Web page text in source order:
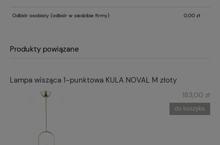
Odbiór osobisty (odbiór w siedzibie firmy) 0,00 zł
Produkty powiązane
Lampa wisząca 1-punktowa KULA NOVAL M złoty
183,00 zł
do koszyka